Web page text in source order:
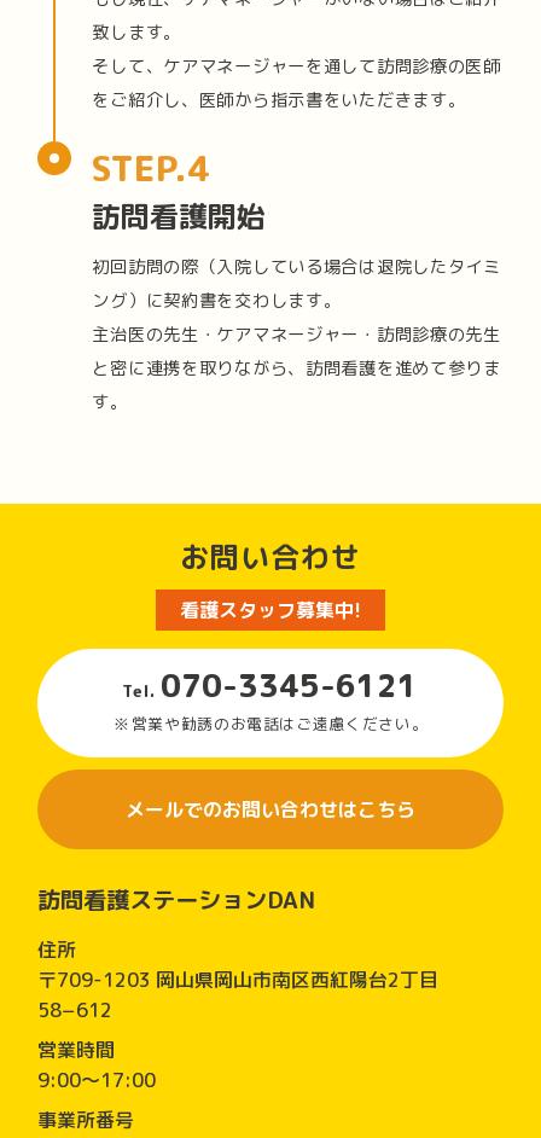
致します。
そして、ケアマネージャーを通して訪問診療の医師
をご紹介し、医師から指示書をいただきます。
訪問看護開始
初回訪問の際（入院している場合は退院したタイミ
ング）に契約書を交わします。
主治医の先生・ケアマネージャー・訪問診療の先生
と密に連携を取りながら、訪問看護を進めて参りま
す。
お問い合わせ
看護スタッフ募集中!
Tel. 070-3345-6121
営業や勧誘のお電話はご遠慮ください。
メールでのお問い合わせはこちら
訪問看護ステーションDAN
住所
〒709-1203 岡山県岡山市南区西紅陽台2丁目
58−612
営業時間
9:00～17:00
事業所番号